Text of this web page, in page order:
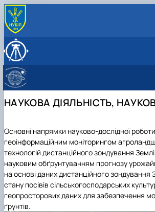
ПРО КАФЕДРУ
Робочі програми, силабуси,
середовище
Навчальні лабораторії
Орієнтовна тематика
ОС "Бакалавр"
ОС "Магістр"
НАУКОВА ДІЯЛЬНІСТЬ
технології в сучасному
геопросторових рішень"
СКЛАД КАФЕДРИ
Графік перебування НПП
НАУКОВА ДІЯЛЬНІСТЬ,
Основні напрямки науково-дослідної
геоінформаційним моніторингом
технологій дистанційного зондування
науковим обґрунтуванням прогнозу
на основі даних дистанційного зондування
стану посівів сільськогосподарських
геопросторових даних для забезпечення
ґрунтів.